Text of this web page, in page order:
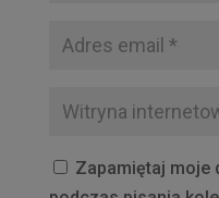
Zapamiętaj moje